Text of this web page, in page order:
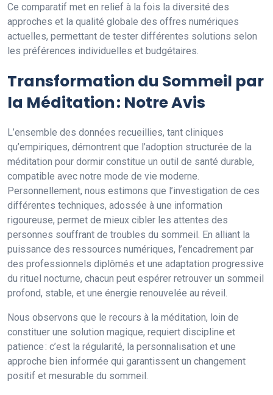
Ce comparatif met en relief à la fois la diversité des
approches et la qualité globale des offres numériques
actuelles, permettant de tester différentes solutions selon
les préférences individuelles et budgétaires.
Transformation du Sommeil par
la Méditation : Notre Avis
L’ensemble des données recueillies, tant cliniques
qu’empiriques, démontrent que l’adoption structurée de la
méditation pour dormir constitue un outil de santé durable,
compatible avec notre mode de vie moderne.
Personnellement, nous estimons que l’investigation de ces
différentes techniques, adossée à une information
rigoureuse, permet de mieux cibler les attentes des
personnes souffrant de troubles du sommeil. En alliant la
puissance des ressources numériques, l’encadrement par
des professionnels diplômés et une adaptation progressive
du rituel nocturne, chacun peut espérer retrouver un sommeil
profond, stable, et une énergie renouvelée au réveil.
Nous observons que le recours à la méditation, loin de
constituer une solution magique, requiert discipline et
patience : c’est la régularité, la personnalisation et une
approche bien informée qui garantissent un changement
positif et mesurable du sommeil.